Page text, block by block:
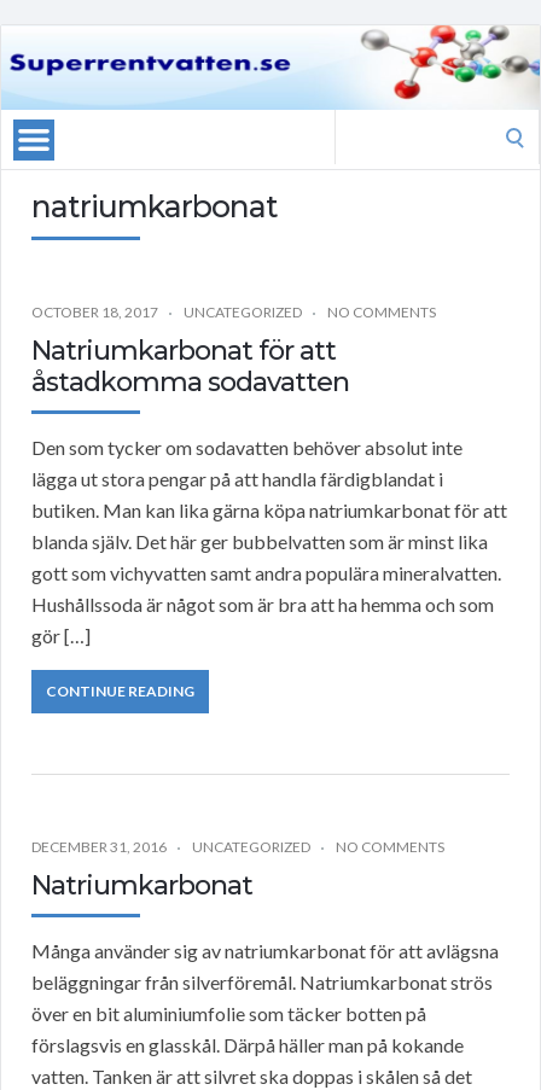
natriumkarbonat
OCTOBER 18, 2017 UNCATEGORIZED NO COMMENTS
Natriumkarbonat för att
åstadkomma sodavatten
Den som tycker om sodavatten behöver absolut inte
lägga ut stora pengar på att handla färdigblandat i
butiken. Man kan lika gärna köpa natriumkarbonat för att
blanda själv. Det här ger bubbelvatten som är minst lika
gott som vichyvatten samt andra populära mineralvatten.
Hushållssoda är något som är bra att ha hemma och som
gör […]
CONTINUE READING
DECEMBER 31, 2016 UNCATEGORIZED NO COMMENTS
Natriumkarbonat
Många använder sig av natriumkarbonat för att avlägsna
beläggningar från silverföremål. Natriumkarbonat strös
över en bit aluminiumfolie som täcker botten på
förslagsvis en glasskål. Därpå häller man på kokande
vatten. Tanken är att silvret ska doppas i skålen så det